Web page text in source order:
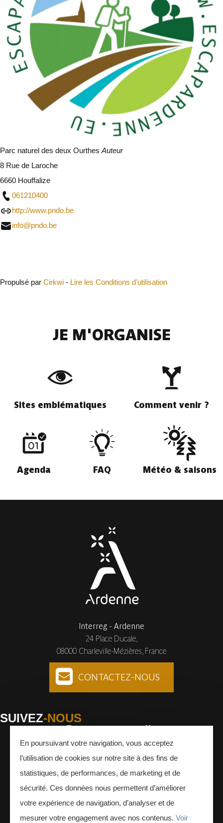
Parc naturel des deux Ourthes Auteur
8 Rue de Laroche
6660 Houffalize
061210400
http://www.pndo.be
info@pndo.be
Propulsé par Cirkwi - Lire les Conditions d'utilisation
JE M'ORGANISE
Sites emblématiques Comment venir ?
Agenda FAQ Météo & saisons
Interreg - Ardenne
24 Place Ducale,
08000 Charleville-Mézières, France
CONTACTEZ-NOUS
SUIVEZ-NOUS
Facebook Instagram Youtube
En poursuivant votre navigation, vous acceptez
l’utilisation de cookies sur notre site à des fins de
statistiques, de performances, de marketing et de
sécurité. Ces données nous permettent d’améliorer
votre expérience de navigation, d’analyser et de
mesurer votre engagement avec nos contenus. Voir